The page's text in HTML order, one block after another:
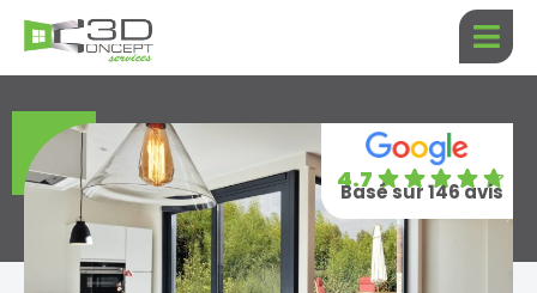
Aller
au
contenu
4.7
Basé sur 146 avis